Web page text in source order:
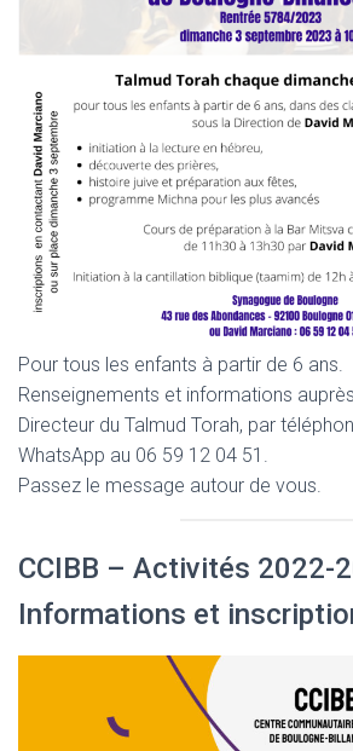
Pour tous les enfants à partir de 6 ans.
Renseignements et informations
Directeur du Talmud Torah, par
WhatsApp au 06 59 12 04 51.
Passez le message autour de vous.
CCIBB – Activités 2022-
Informations et